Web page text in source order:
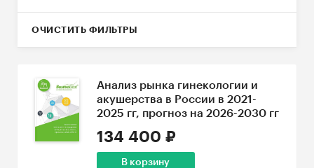
ОЧИСТИТЬ ФИЛЬТРЫ
Анализ рынка гинекологии и
акушерства в России в 2021-
2025 гг, прогноз на 2026-2030 гг
134 400 ₽
В корзину